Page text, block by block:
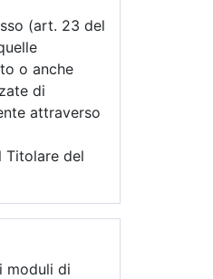
(art. 23 del
o anche
di
attraverso
Titolare del
moduli di